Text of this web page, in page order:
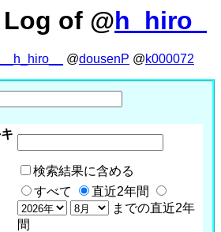
of @h_hiro_
__h_hiro__ @dousenP @k000072
検索結果に含める
すべて
直近2年間
までの直近2年
間